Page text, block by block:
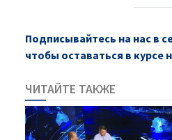
Подписывайтесь на нас в
чтобы оставаться в курсе
ЧИТАЙТЕ ТАКЖЕ